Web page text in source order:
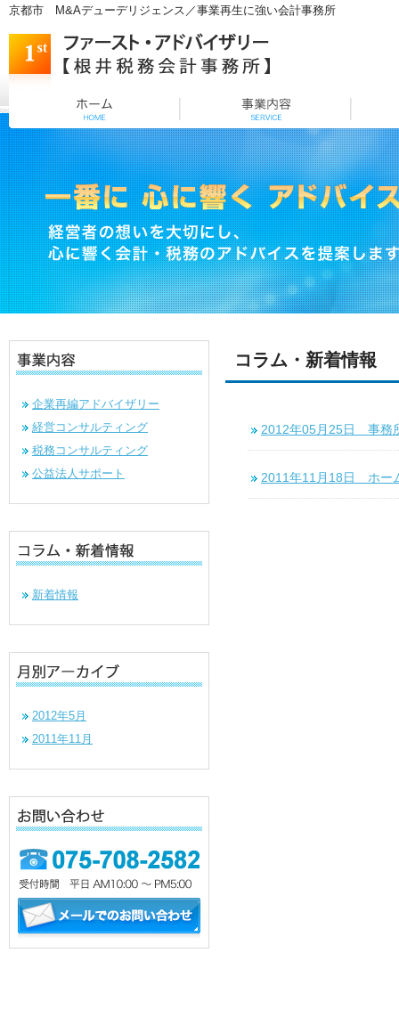
京都市 M&Aデューデリジェンス／事業再生に強い会計事務所
コラム・新着情報
2012年05月25日 事務
2011年11月18日 ホー
企業再編アドバイザリー
経営コンサルティング
税務コンサルティング
公益法人サポート
新着情報
2012年5月
2011年11月